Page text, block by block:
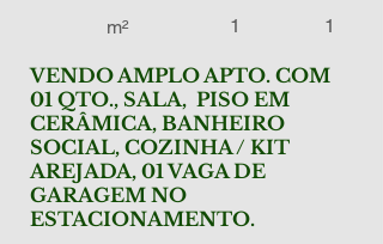
m² 1 1
VENDO AMPLO APTO. COM
01 QTO., SALA, PISO EM
CERÂMICA, BANHEIRO
SOCIAL, COZINHA / KIT
AREJADA, 01 VAGA DE
GARAGEM NO
ESTACIONAMENTO.